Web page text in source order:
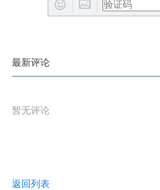
最新评论
暂无评论
返回列表